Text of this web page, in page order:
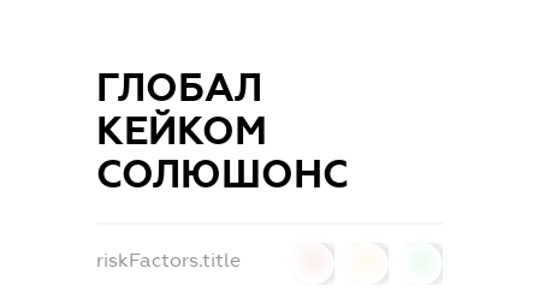
ГЛОБАЛ
КЕЙКОМ
СОЛЮШОНС
riskFactors.title